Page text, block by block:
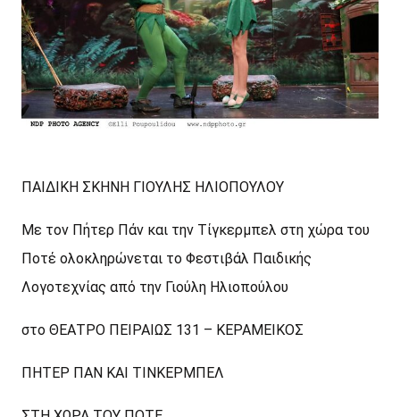
ΠΑΙΔΙΚΗ ΣΚΗΝΗ ΓΙΟΥΛΗΣ ΗΛΙΟΠΟΥΛΟΥ
Με τον Πήτερ Πάν και την Τίγκερμπελ στη χώρα του
Ποτέ ολοκληρώνεται το Φεστιβάλ Παιδικής
Λογοτεχνίας από την Γιούλη Ηλιοπούλου
στο ΘΕΑΤΡΟ ΠΕΙΡΑΙΩΣ 131 – ΚΕΡΑΜΕΙΚΟΣ
ΠΗΤΕΡ ΠΑΝ ΚΑΙ ΤΙΝΚΕΡΜΠΕΛ